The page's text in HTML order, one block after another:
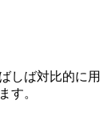
しば対比的に用
す。